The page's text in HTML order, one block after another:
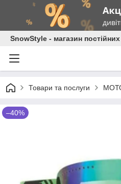
SnowStyle - магазин
Товари та послуги
–40%